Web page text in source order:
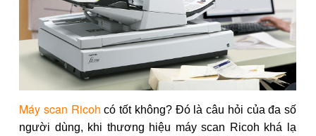
Máy scan Ricoh có tốt không? Đó là câu hỏi của đa số
người dùng, khi thương hiệu máy scan Ricoh khá lạ